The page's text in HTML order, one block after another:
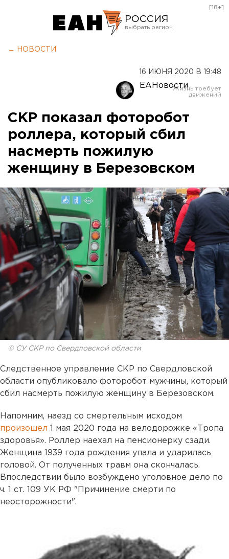
РОССИЯ
Оренбург
[18+]
← НОВОСТИ
16 ИЮНЯ 2020 В 19:48
ЕАНовости
СКР показал фоторобот
роллера, который сбил
насмерть пожилую
женщину в Березовском
© СУ СКР по Свердловской области
Следственное управление СКР по Свердловской
области опубликовало фоторобот мужчины, который
сбил насмерть пожилую женщину в Березовском.
Напомним, наезд со смертельным исходом
произошел 1 мая 2020 года на велодорожке «Тропа
здоровья». Роллер наехал на пенсионерку сзади.
Женщина 1939 года рождения упала и ударилась
головой. От полученных травм она скончалась.
Впоследствии было возбуждено уголовное дело по
ч. 1 ст. 109 УК РФ "Причинение смерти по
неосторожности".